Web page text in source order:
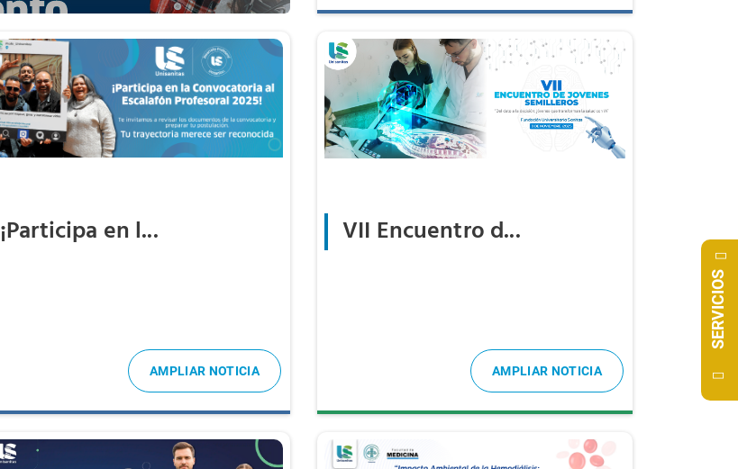
¡Participa en l...
AMPLIAR NOTICIA
VII Encuentro d...
AMPLIAR NOTICIA
SERVICIOS